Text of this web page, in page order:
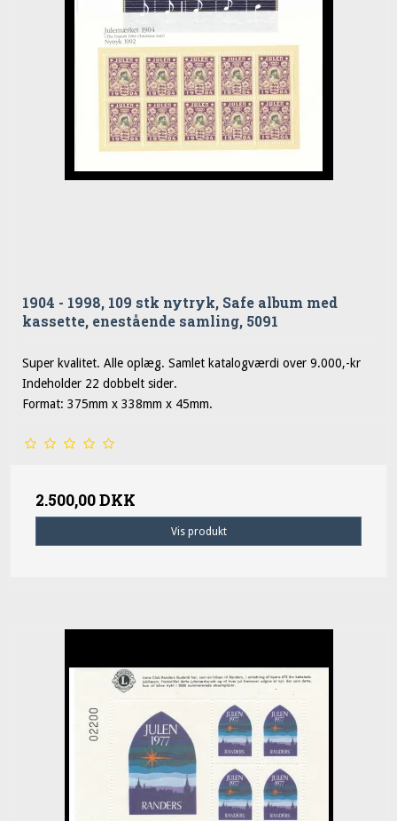
1904 - 1998, 109 stk nytryk, Safe album med
kassette, enestående samling, 5091
Super kvalitet. Alle oplæg. Samlet katalogværdi over 9.000,-kr
Indeholder 22 dobbelt sider.
Format: 375mm x 338mm x 45mm.
2.500,00 DKK
Vis produkt